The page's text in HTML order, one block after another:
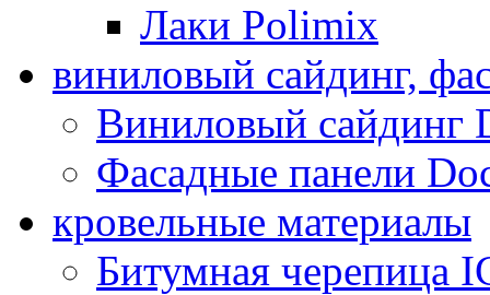
Лаки Polimix
виниловый сайдинг,
Виниловый сайдинг
Фасадные панели
кровельные материалы
Битумная черепица